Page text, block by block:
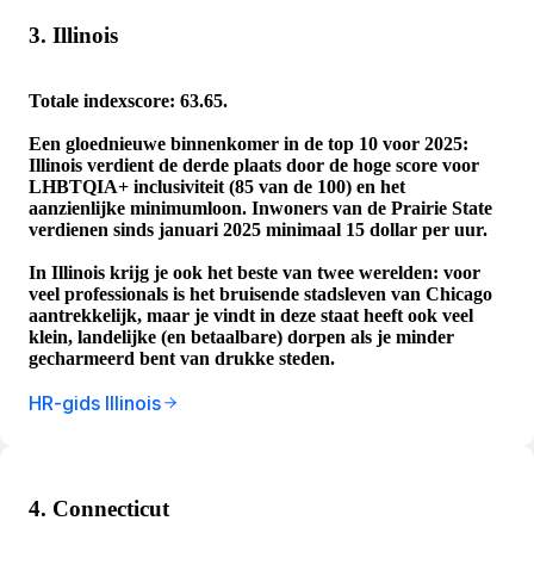
3. Illinois
Totale indexscore: 63.65.
Een gloednieuwe binnenkomer in de top 10 voor 2025:
Illinois verdient de derde plaats door de hoge score voor
LHBTQIA+ inclusiviteit (85 van de 100) en het
aanzienlijke minimumloon. Inwoners van de Prairie State
verdienen sinds januari 2025 minimaal 15 dollar per uur.
In Illinois krijg je ook het beste van twee werelden: voor
veel professionals is het bruisende stadsleven van Chicago
aantrekkelijk, maar je vindt in deze staat heeft ook veel
klein, landelijke (en betaalbare) dorpen als je minder
gecharmeerd bent van drukke steden.
HR-gids Illinois
4. Connecticut